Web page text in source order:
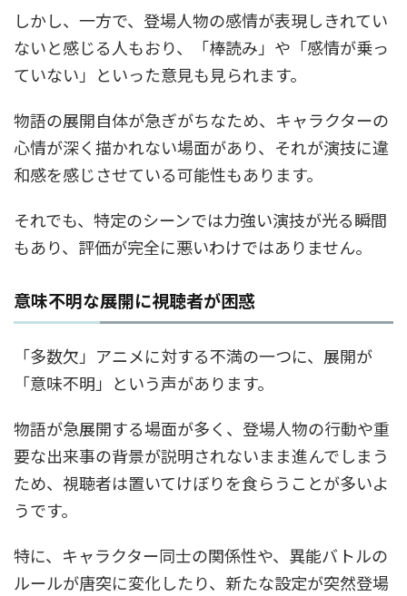
しかし、一方で、登場人物の感情が表現しきれてい
ないと感じる人もおり、「棒読み」や「感情が乗っ
ていない」といった意見も見られます。
物語の展開自体が急ぎがちなため、キャラクターの
心情が深く描かれない場面があり、それが演技に違
和感を感じさせている可能性もあります。
それでも、特定のシーンでは力強い演技が光る瞬間
もあり、評価が完全に悪いわけではありません。
意味不明な展開に視聴者が困惑
「多数欠」アニメに対する不満の一つに、展開が
「意味不明」という声があります。
物語が急展開する場面が多く、登場人物の行動や重
要な出来事の背景が説明されないまま進んでしまう
ため、視聴者は置いてけぼりを食らうことが多いよ
うです。
特に、キャラクター同士の関係性や、異能バトルの
ルールが唐突に変化したり、新たな設定が突然登場